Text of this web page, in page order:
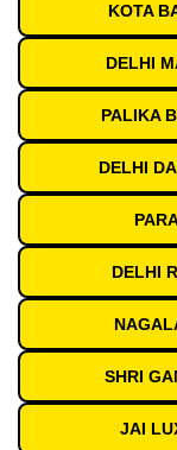
KOTA
DELHI
PALIKA
DELHI
DELHI
SHRI
JAI